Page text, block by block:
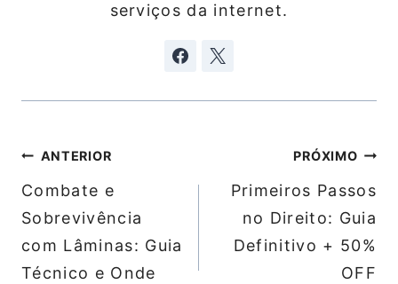
serviços da internet.
Navegação
de
Post
ANTERIOR
Combate e
Sobrevivência
com Lâminas: Guia
Técnico e Onde
PRÓXIMO
Primeiros Passos
no Direito: Guia
Definitivo + 50%
OFF